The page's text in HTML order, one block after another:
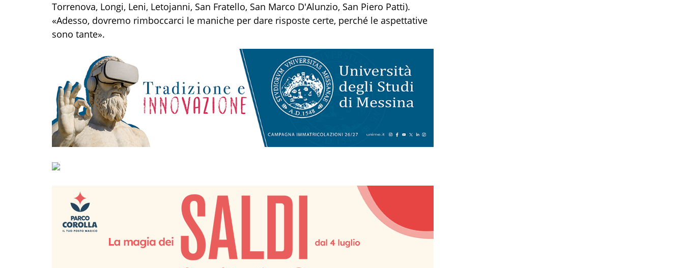
Torrenova, Longi, Leni, Letojanni, San Fratello, San Marco D'Alunzio, San Piero Patti).
«Adesso, dovremo rimboccarci le maniche per dare risposte certe, perché le aspettative
sono tante».